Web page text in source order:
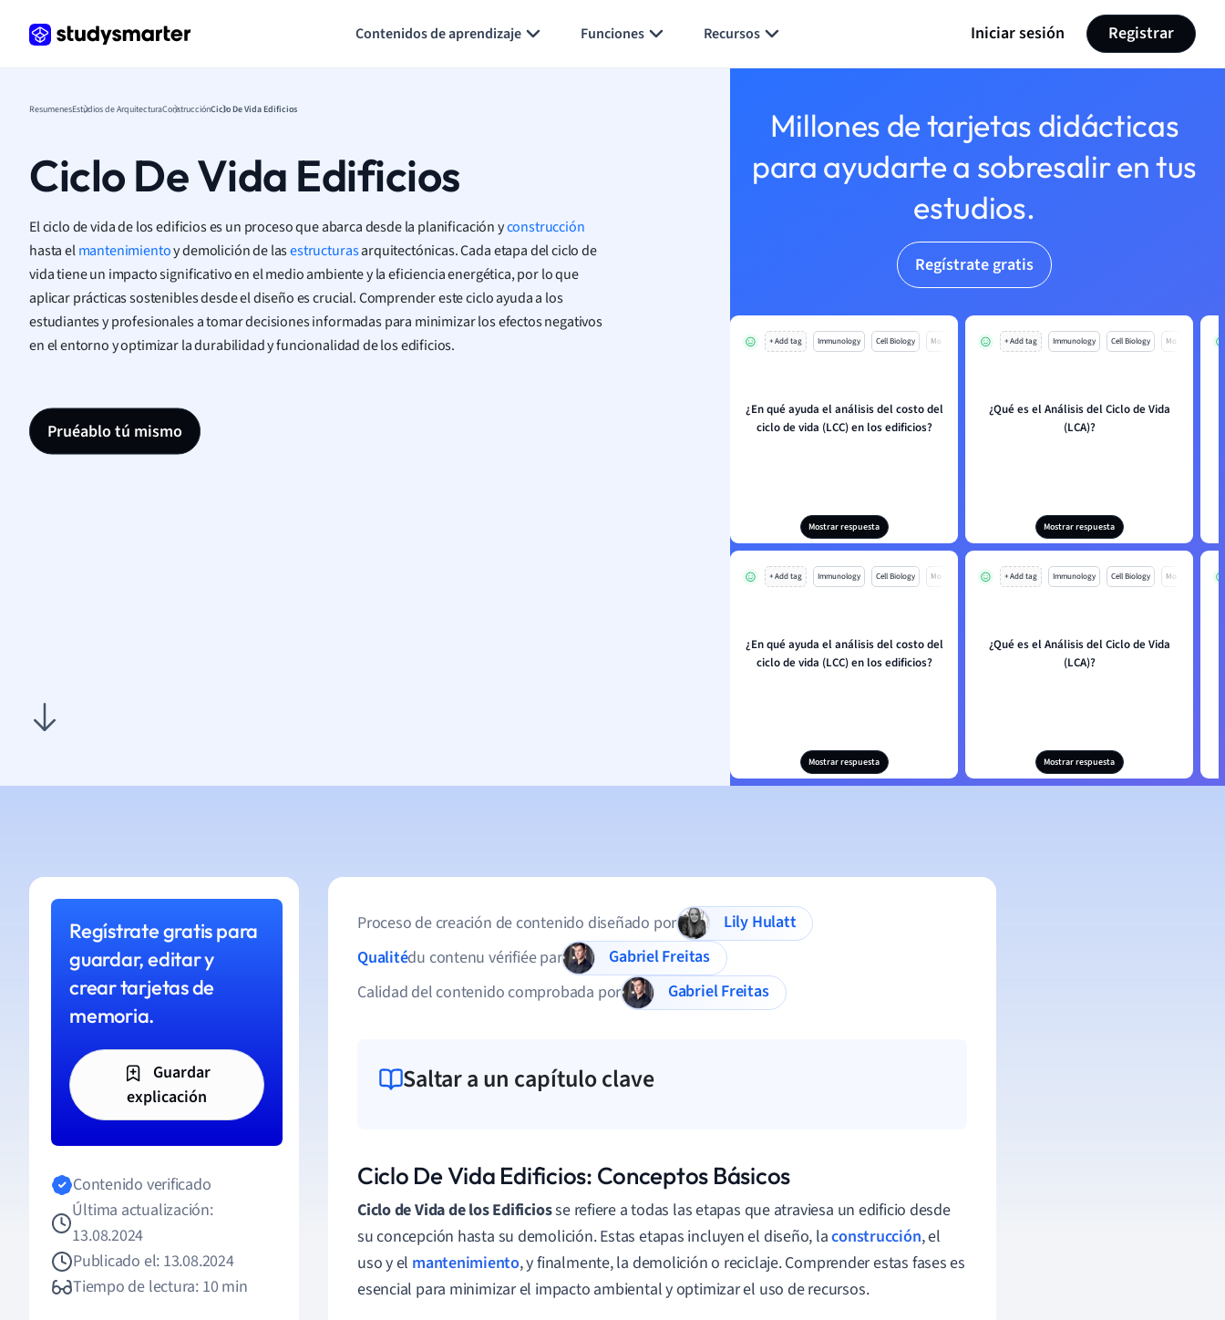
Contenidos de aprendizaje Funciones Recursos Iniciar sesión Registrar
ResumenesEstudios de ArquitecturaConstrucciónCiclo De Vida Edificios
Ciclo De Vida Edificios
El ciclo de vida de los edificios es un proceso que abarca desde la planificación yconstrucción
hasta elmantenimientoy demolición de lasestructurasarquitectónicas. Cada etapa del ciclo de
vida tiene un impacto significativo en el medio ambiente y la eficiencia energética, por lo que
aplicar prácticas sostenibles desde el diseño es crucial. Comprender este ciclo ayuda a los
estudiantes y profesionales a tomar decisiones informadas para minimizar los efectos negativos
en el entorno y optimizar la durabilidad y funcionalidad de los edificios.
Pruéablo tú mismo
Millones de tarjetas didácticas
para ayudarte a sobresalir en tus
estudios.
Regístrate gratis
+ Add tag Immunology Cell Biology Mo
¿En qué ayuda el análisis del costo del
ciclo de vida (LCC) en los edificios?
Mostrar respuesta
+ Add tag Immunology Cell Biology Mo
¿Qué es el Análisis del Ciclo de Vida
(LCA)?
Mostrar respuesta
+ Add tag Immunology Cell Biology Mo
¿En qué ayuda el análisis del costo del
ciclo de vida (LCC) en los edificios?
Mostrar respuesta
+ Add tag Immunology Cell Biology Mo
¿Qué es el Análisis del Ciclo de Vida
(LCA)?
Mostrar respuesta
Regístrate gratis para
guardar, editar y
crear tarjetas de
memoria.
Guardar
explicación
Contenido verificado
Última actualización:
13.08.2024
Publicado el: 13.08.2024
Tiempo de lectura: 10 min
Proceso de creación de contenido diseñado por
Lily Hulatt
Qualitédu contenu vérifiée par
Gabriel Freitas
Calidad del contenido comprobada por
Gabriel Freitas
Saltar a un capítulo clave
Ciclo De Vida Edificios: Conceptos Básicos
Ciclo de Vida de los Edificiosse refiere a todas las etapas que atraviesa un edificio desde
su concepción hasta su demolición. Estas etapas incluyen el diseño, laconstrucción, el
uso y el mantenimiento, y finalmente, la demolición o reciclaje. Comprender estas fases es
esencial para minimizar el impacto ambiental y optimizar el uso de recursos.